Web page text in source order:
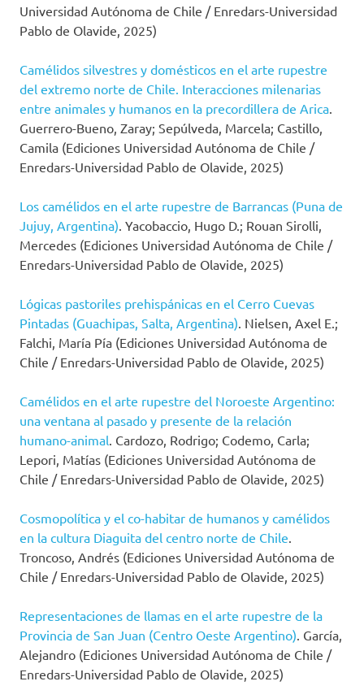
Universidad Autónoma de Chile / Enredars-Universidad
Pablo de Olavide, 2025)
Camélidos silvestres y domésticos en el arte rupestre
del extremo norte de Chile. Interacciones milenarias
entre animales y humanos en la precordillera de Arica
Guerrero-Bueno, Zaray; Sepúlveda, Marcela; Castillo,
Camila (Ediciones Universidad Autónoma de Chile /
Enredars-Universidad Pablo de Olavide, 2025)
Los camélidos en el arte rupestre de Barrancas (Puna de
Jujuy, Argentina) . Yacobaccio, Hugo D.; Rouan Sirolli,
Mercedes (Ediciones Universidad Autónoma de Chile /
Enredars-Universidad Pablo de Olavide, 2025)
Lógicas pastoriles prehispánicas en el Cerro Cuevas
Pintadas (Guachipas, Salta, Argentina) . Nielsen, Axel E.;
Falchi, María Pía (Ediciones Universidad Autónoma de
Chile / Enredars-Universidad Pablo de Olavide, 2025)
Camélidos en el arte rupestre del Noroeste Argentino:
una ventana al pasado y presente de la relación
humano-animal . Cardozo, Rodrigo; Codemo, Carla;
Lepori, Matías (Ediciones Universidad Autónoma de
Chile / Enredars-Universidad Pablo de Olavide, 2025)
Cosmopolítica y el co-habitar de humanos y camélidos
en la cultura Diaguita del centro norte de Chile
Troncoso, Andrés (Ediciones Universidad Autónoma de
Chile / Enredars-Universidad Pablo de Olavide, 2025)
Representaciones de llamas en el arte rupestre de la
Provincia de San Juan (Centro Oeste Argentino) . García,
Alejandro (Ediciones Universidad Autónoma de Chile /
Enredars-Universidad Pablo de Olavide, 2025)